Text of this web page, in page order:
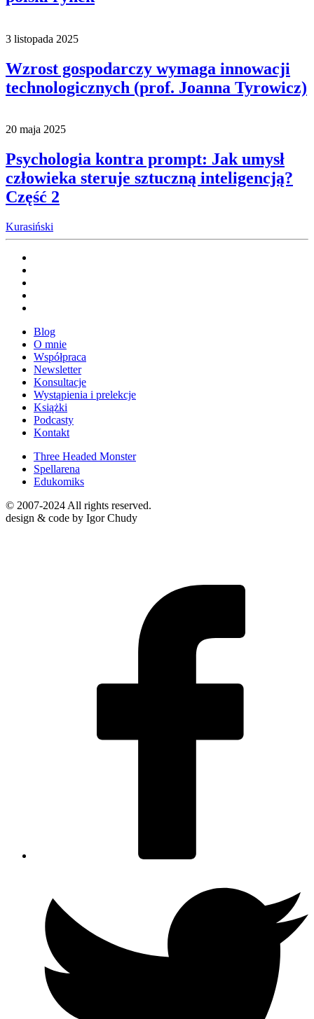
3 listopada 2025
Wzrost gospodarczy wymaga innowacji
technologicznych (prof. Joanna Tyrowicz)
20 maja 2025
Psychologia kontra prompt: Jak umysł
człowieka steruje sztuczną inteligencją?
Część 2
Kurasiński
Blog
O mnie
Współpraca
Newsletter
Konsultacje
Wystąpienia i prelekcje
Książki
Podcasty
Kontakt
Three Headed Monster
Spellarena
Edukomiks
© 2007-2024 All rights reserved.
design & code by Igor Chudy